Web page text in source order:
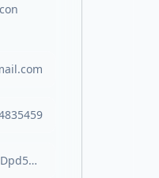
https://www.canva.com/design/DAHDpd5mOOU/zn1noEMUGQego4vNe4If2w/view?utm_content=DAHDpd5mOOU&utm_campaign=designshare&utm_medium=link2&utm_source=uniquelinks&utlId=ha58ccd21a6